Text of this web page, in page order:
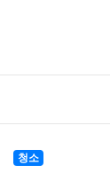
청소